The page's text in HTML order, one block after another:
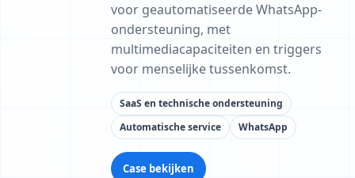
voor geautomatiseerde WhatsApp-
ondersteuning, met
multimediacapaciteiten en triggers
voor menselijke tussenkomst.
SaaS en technische ondersteuning
Automatische service
WhatsApp
Case bekijken